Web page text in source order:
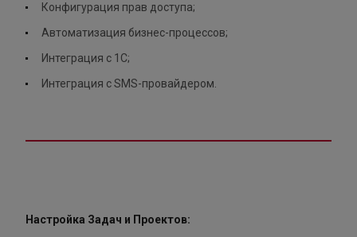
Конфигурация прав доступа;
Автоматизация бизнес-процессов;
Интеграция с 1С;
Интеграция с SMS-провайдером.
Настройка Задач и Проектов: